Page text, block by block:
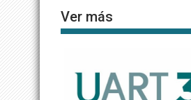
Ver más